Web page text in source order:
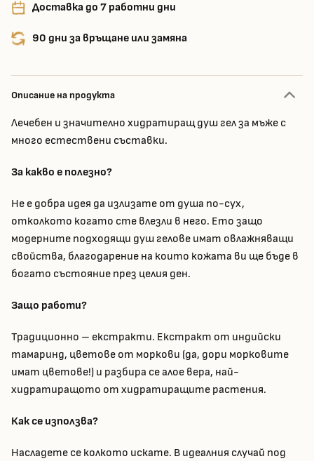
Доставка до 7 работни дни
90 дни за връщане или замяна
Описание на продукта
Лечебен и значително хидратиращ душ гел за мъже с
много естествени съставки.
За какво е полезно?
Не е добра идея да излизате от душа по-сух,
отколкото когато сте влезли в него. Ето защо
модерните подходящи душ гелове имат овлажняващи
свойства, благодарение на които кожата ви ще бъде в
богато състояние през целия ден.
Защо работи?
Традиционно – екстракти. Екстракт от индийски
тамаринд, цветове от моркови (да, дори морковите
имат цветове!) и разбира се алое вера, най-
хидратиращото от хидратиращите растения.
Как се използва?
Насладете се колкото искате. В идеалния случай под